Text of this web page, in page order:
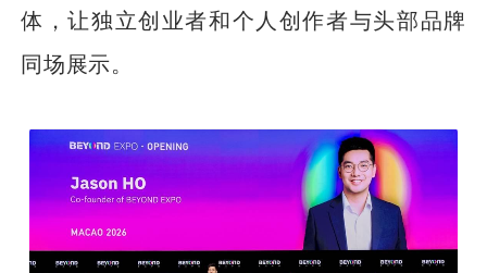
体，让独立创业者和个人创作者与头部品牌
同场展示。